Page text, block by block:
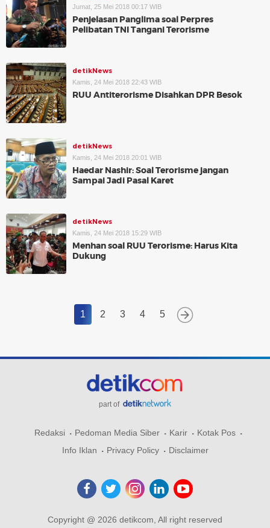
Jumat, 25 Mei 2018 00:17 WIB
Penjelasan Panglima soal Perpres
Pelibatan TNI Tangani Terorisme
detikNews
Kamis, 24 Mei 2018 22:43 WIB
RUU Antiterorisme Disahkan DPR Besok
detikNews
Kamis, 24 Mei 2018 20:01 WIB
Haedar Nashir: Soal Terorisme jangan
Sampai Jadi Pasal Karet
detikNews
Kamis, 24 Mei 2018 15:29 WIB
Menhan soal RUU Terorisme: Harus Kita
Dukung
1 2 3 4 5
part of
Redaksi Pedoman Media Siber Karir
Kotak Pos
Info Iklan
Privacy Policy Disclaimer
Copyright @ 2026 detikcom, All right reserved